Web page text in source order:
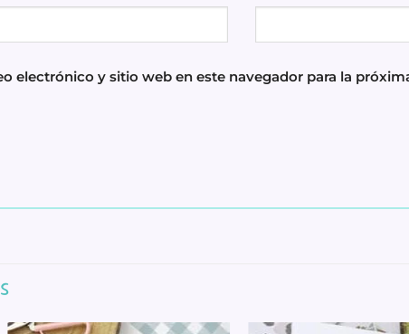
electrónico y sitio web en este navegador para la